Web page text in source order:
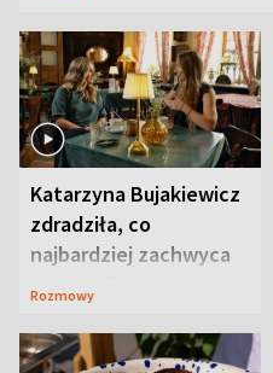
Katarzyna Bujakiewicz
zdradziła, co
najbardziej zachwyca
ją w Lublinie
Rozmowy